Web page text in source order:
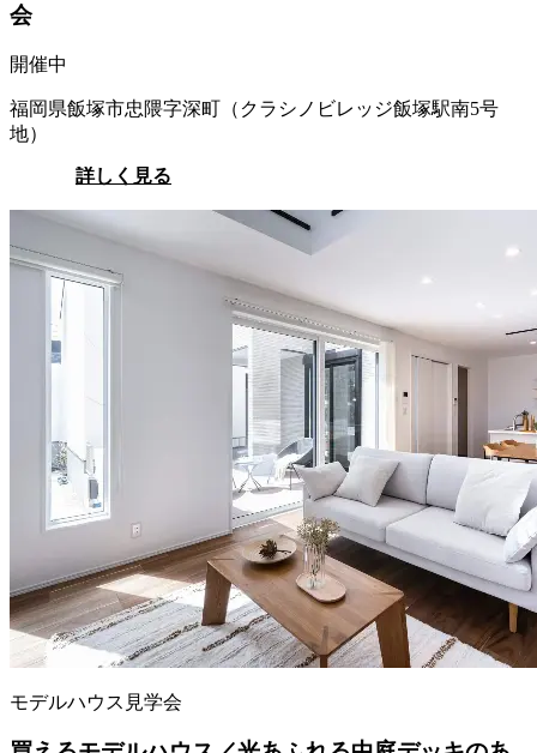
会
開催中
福岡県飯塚市忠隈字深町（クラシノビレッジ飯塚駅南5号
地）
詳しく見る
モデルハウス見学会